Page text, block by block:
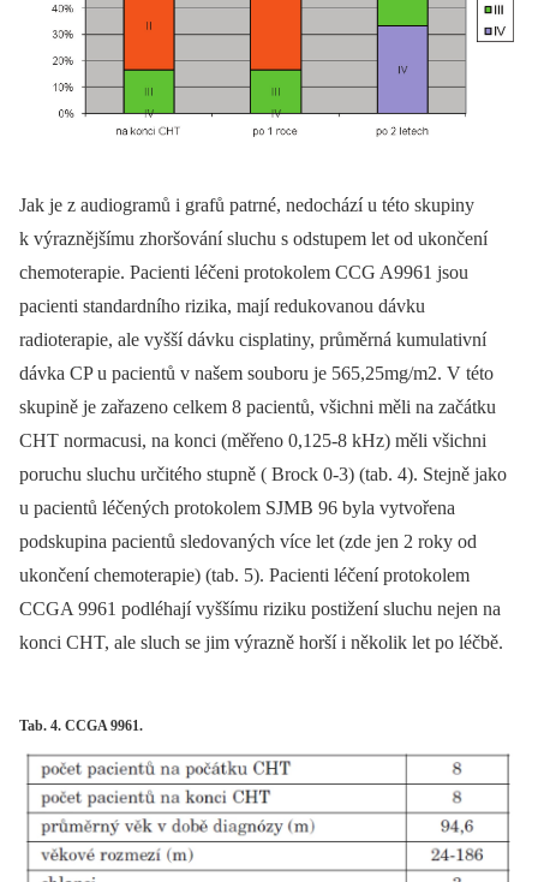
Jak je z audiogramů i grafů patrné, nedochází u této skupiny
k výraznějšímu zhoršování sluchu s odstupem let od ukončení
chemoterapie. Pacienti léčeni protokolem CCG A9961 jsou
pacienti standardního rizika, mají redukovanou dávku
radioterapie, ale vyšší dávku cisplatiny, průměrná kumulativní
dávka CP u pacientů v našem souboru je 565,25mg/m2. V této
skupině je zařazeno celkem 8 pacientů, všichni měli na začátku
CHT normacusi, na konci (měřeno 0,125-8 kHz) měli všichni
poruchu sluchu určitého stupně ( Brock 0-3) (tab. 4). Stejně jako
u pacientů léčených protokolem SJMB 96 byla vytvořena
podskupina pacientů sledovaných více let (zde jen 2 roky od
ukončení chemoterapie) (tab. 5). Pacienti léčení protokolem
CCGA 9961 podléhají vyššímu riziku postižení sluchu nejen na
konci CHT, ale sluch se jim výrazně horší i několik let po léčbě.
Tab. 4. CCGA 9961.